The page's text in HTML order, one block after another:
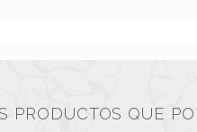
PRODUCTOS QUE